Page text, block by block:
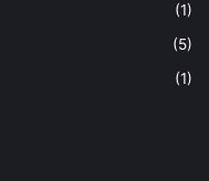
(1)
(5)
(1)